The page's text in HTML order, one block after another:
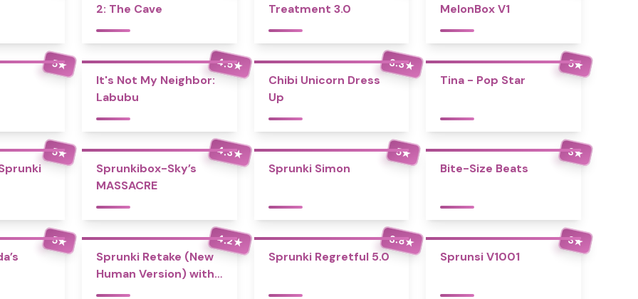
2: The Cave
Treatment 3.0
MelonBox V1
5★ 4.5★
It's Not My Neighbor:
Labubu
3.3★
Chibi Unicorn Dress
Up
5★
Tina - Pop Star
5★ 4.3★
Sprunkibox-Sky’s
MASSACRE
5★
Sprunki Simon
3★
Bite-Size Beats
5★ 4.2★
Sprunki Retake (New
Human Version) with
Bonus
3.8★
Sprunki Regretful 5.0
3★
Sprunsi V1001